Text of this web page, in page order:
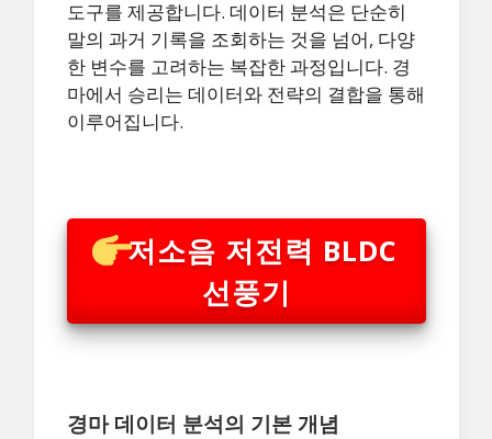
도구를 제공합니다. 데이터 분석은 단순히
말의 과거 기록을 조회하는 것을 넘어, 다양
한 변수를 고려하는 복잡한 과정입니다. 경
마에서 승리는 데이터와 전략의 결합을 통해
이루어집니다.
저소음 저전력 BLDC
선풍기
경마 데이터 분석의 기본 개념